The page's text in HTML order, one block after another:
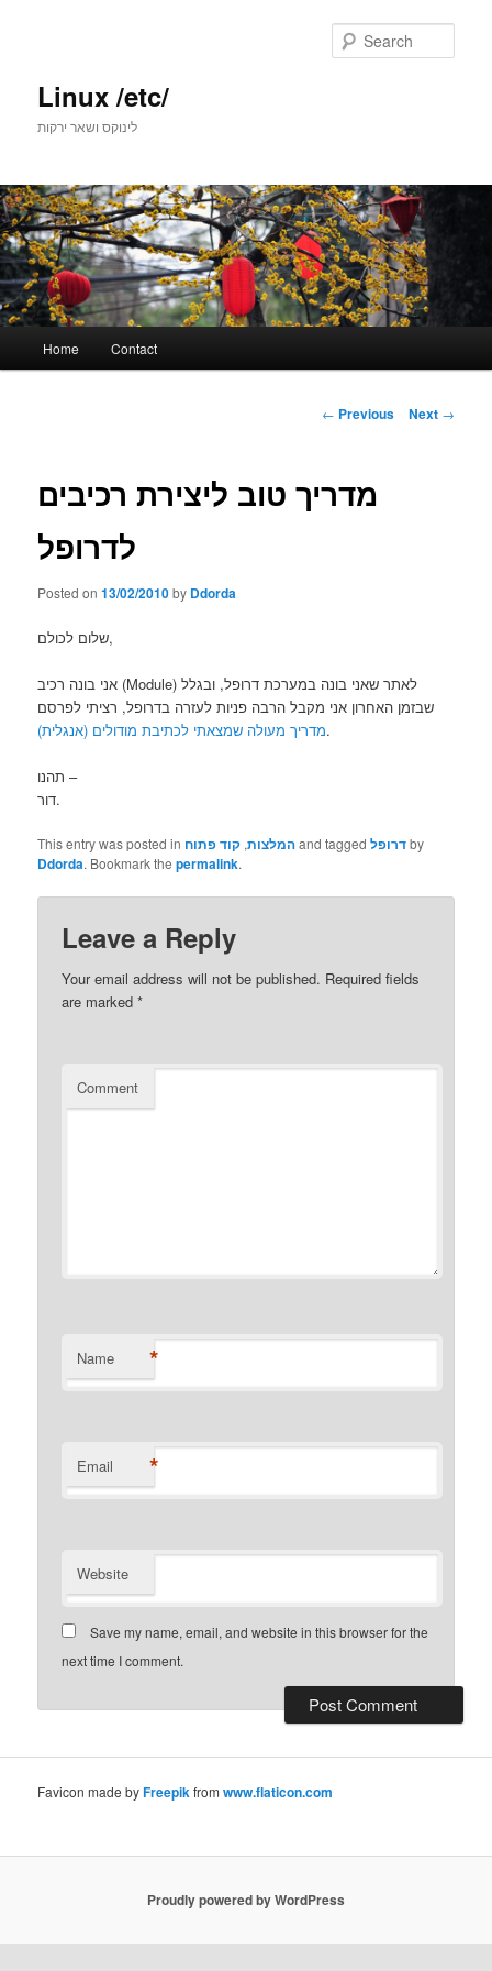
Linux /etc/
לינוקס ושאר ירקות
Home Contact
Post
← Previous Next →
מדריך טוב ליצירת רכיבים
לדרופל
Posted on13/02/2010by Ddorda
שלום לכולם,
אני בונה רכיב (Module) לאתר שאני בונה במערכת דרופל, ובגלל
שבזמן האחרון אני מקבל הרבה פניות לעזרה בדרופל, רציתי לפרסם
מדריך מעולה שמצאתי לכתיבת מודולים (אנגלית).
תהנו –
דור.
This entry was posted in המלצות, קוד פתוח and taggedדרופלby
Ddorda. Bookmark thepermalink.
Leave a Reply
Your email address will not be published. Required fields
are marked*
Comment
Name *
Email *
Website
Save my name, email, and website in this browser for the
next time I comment.
Favicon made byFreepikfromwww.flaticon.com
Proudly powered by WordPress